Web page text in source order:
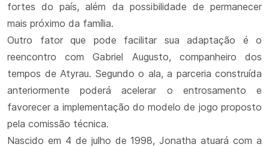
fortes do país, além da possibilidade de permanecer
mais próximo da família.
Outro fator que pode facilitar sua adaptação é o
reencontro com Gabriel Augusto, companheiro dos
tempos de Atyrau. Segundo o ala, a parceria construída
anteriormente poderá acelerar o entrosamento e
favorecer a implementação do modelo de jogo proposto
pela comissão técnica.
Nascido em 4 de julho de 1998, Jonatha atuará com a